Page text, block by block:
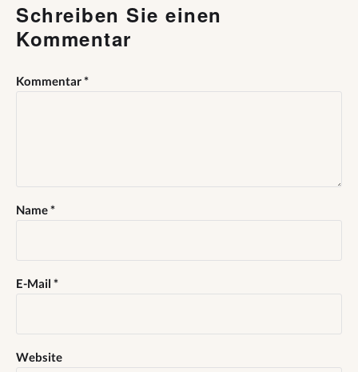
Schreiben Sie einen
Kommentar
Kommentar*
Name*
E-Mail *
Website